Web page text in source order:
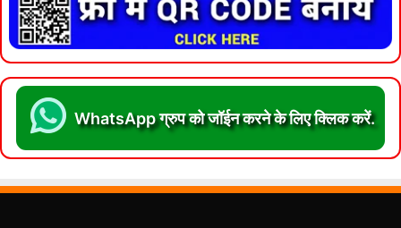
WhatsApp ग्रुप को जॉईन करने के लिए क्लिक करें.